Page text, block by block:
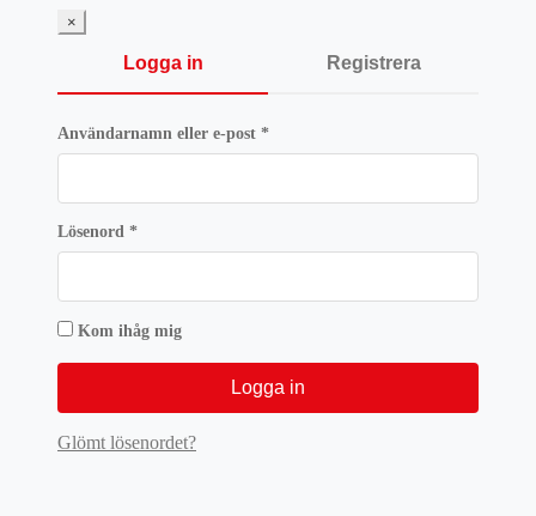
×
Logga in Registrera
Användarnamn eller e-post *Obligatoriskt
Lösenord *Obligatoriskt
Kom ihåg mig
Logga in
Glömt lösenordet?